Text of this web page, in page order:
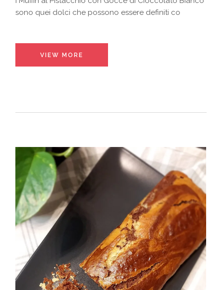
sono quei dolci che possono essere definiti co
VIEW MORE